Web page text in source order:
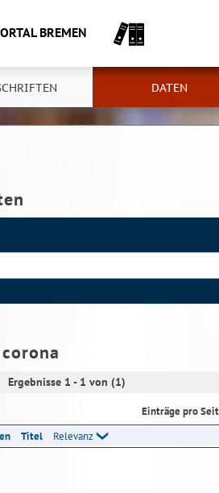
BREMEN
DATEN
corona
Ergebnisse 1 - 1 von (1)
Einträge pro
Titel Relevanz